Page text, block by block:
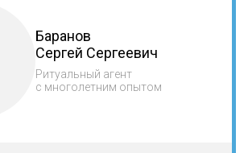
Баранов
Сергей Сергеевич
Ритуальный агент
с многолетним опытом